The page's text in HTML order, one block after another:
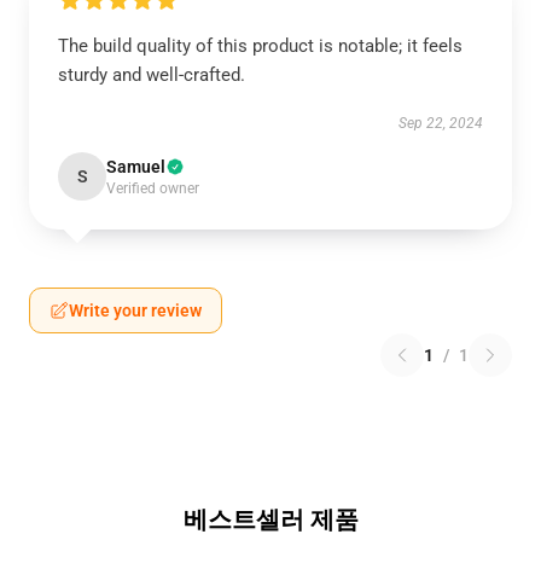
The build quality of this product is notable; it feels
sturdy and well-crafted.
Sep 22, 2024
S Samuel
Verified owner
Write your review
1 / 1
베스트셀러 제품